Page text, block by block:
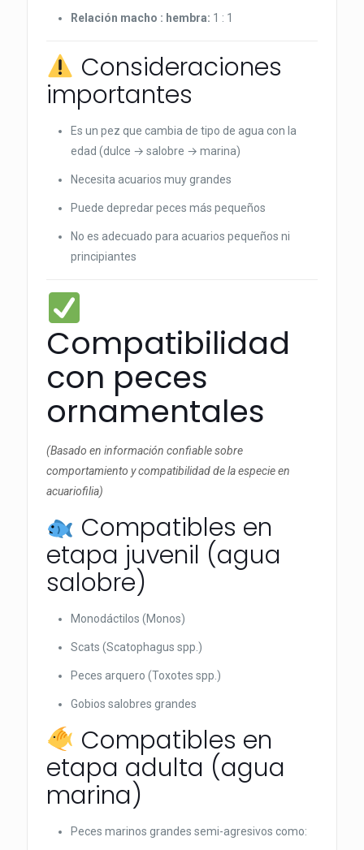
Relación macho : hembra: 1 : 1
Consideraciones
importantes
Es un pez que cambia de tipo de agua con la
edad (dulce → salobre → marina)
Necesita acuarios muy grandes
Puede depredar peces más pequeños
No es adecuado para acuarios pequeños ni
principiantes
Compatibilidad
con peces
ornamentales
(Basado en información confiable sobre
comportamiento y compatibilidad de la especie en
acuariofilia)
Compatibles en
etapa juvenil (agua
salobre)
Monodáctilos (Monos)
Scats (Scatophagus spp.)
Peces arquero (Toxotes spp.)
Gobios salobres grandes
Compatibles en
etapa adulta (agua
marina)
Peces marinos grandes semi-agresivos como: